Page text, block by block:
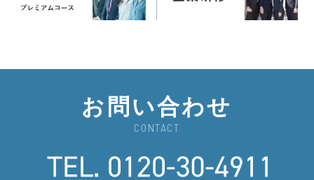
お問い合わせ
CONTACT